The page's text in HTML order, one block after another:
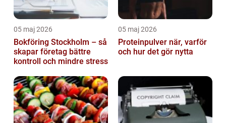
05 maj 2026
Bokföring Stockholm – så
skapar företag bättre
kontroll och mindre stress
05 maj 2026
Proteinpulver när, varför
och hur det gör nytta